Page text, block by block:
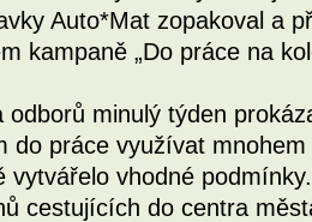
Auto*Mat zopakoval a
kampaně „Do práce na
odborů minulý týden
do práce využívat
vytvářelo vhodné
cestujících do centra